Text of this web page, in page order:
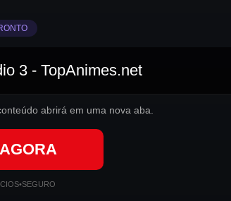
3 - TopAnimes.net
abrirá em uma nova aba.
•SEGURO